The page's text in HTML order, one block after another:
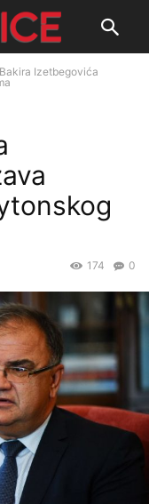
Izetbegovića
0
174